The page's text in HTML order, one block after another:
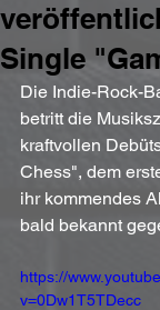
Single
Die Indie-Rock-
betritt die
kraftvollen
Chess", dem
ihr kommendes
bald bekannt
https://
v=0Dw1T5TDecc